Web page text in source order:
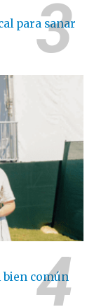
para sanar
bien común